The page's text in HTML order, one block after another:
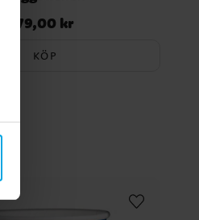
Pris:79,00 kr
79,00 kr
KÖP